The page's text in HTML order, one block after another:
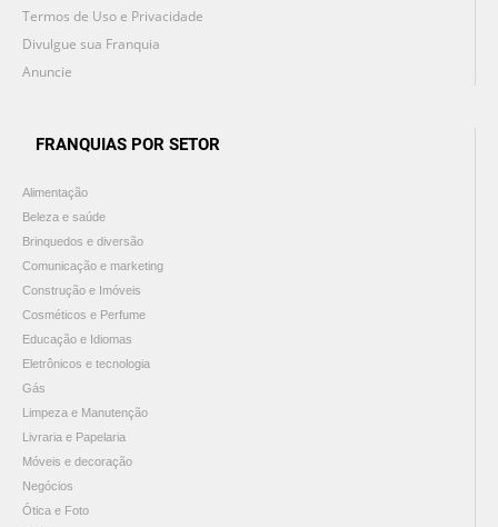
Termos de Uso e Privacidade
Divulgue sua Franquia
Anuncie
FRANQUIAS POR SETOR
Alimentação
Beleza e saúde
Brinquedos e diversão
Comunicação e marketing
Construção e Imóveis
Cosméticos e Perfume
Educação e Idiomas
Eletrônicos e tecnologia
Gás
Limpeza e Manutenção
Livraria e Papelaria
Móveis e decoração
Negócios
Ótica e Foto